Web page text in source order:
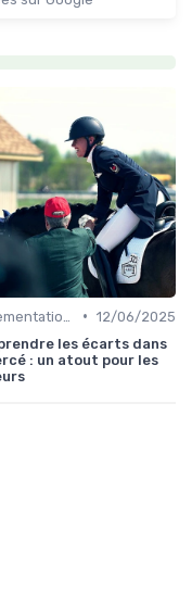
• 12/06/2025
les écarts dans
: un atout pour les